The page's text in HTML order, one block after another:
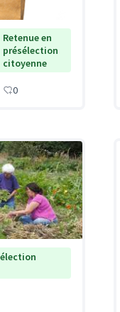
Retenue en
présélection
citoyenne
0